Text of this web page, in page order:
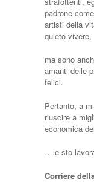
padrone
artisti della
quieto vivere,
ma sono
amanti delle
felici.
Pertanto, a
riuscire a
economica
….e sto
Corriere